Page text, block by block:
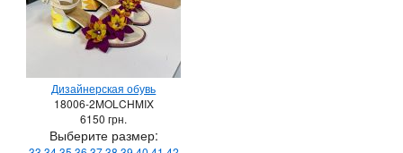
Дизайнерская обувь
18006-2MOLCHMIX
6150 грн.
Выберите размер: